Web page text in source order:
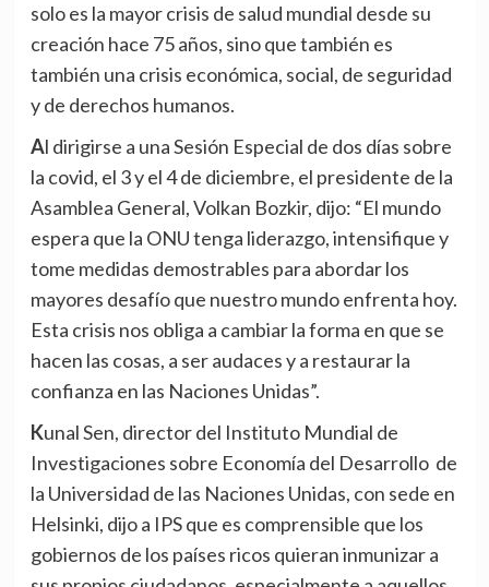
solo es la mayor crisis de salud mundial desde su
creación hace 75 años, sino que también es
también una crisis económica, social, de seguridad
y de derechos humanos.
Al dirigirse a una Sesión Especial de dos días sobre
la covid, el 3 y el 4 de diciembre, el presidente de la
Asamblea General, Volkan Bozkir, dijo: “El mundo
espera que la ONU tenga liderazgo, intensifique y
tome medidas demostrables para abordar los
mayores desafío que nuestro mundo enfrenta hoy.
Esta crisis nos obliga a cambiar la forma en que se
hacen las cosas, a ser audaces y a restaurar la
confianza en las Naciones Unidas”.
Kunal Sen, director del Instituto Mundial de
Investigaciones sobre Economía del Desarrollo de
la Universidad de las Naciones Unidas, con sede en
Helsinki, dijo a IPS que es comprensible que los
gobiernos de los países ricos quieran inmunizar a